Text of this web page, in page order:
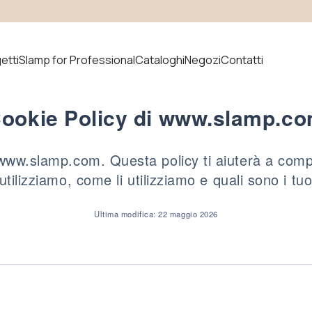
Novità
Slamp for ProfessionalCataloghiNegoziContatti
Policy di
Questa policy ti aiuterà a
come li utilizziamo e quali sono i
Ultima modifica: 22 maggio 2026